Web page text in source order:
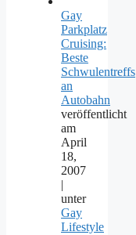
Gay
Parkplatz
Cruising:
Beste
Schwulentreffs
an
Autobahn
veröffentlicht
am
April
18,
2007
|
unter
Gay
Lifestyle